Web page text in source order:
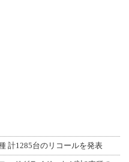
計1285台のリコールを発表